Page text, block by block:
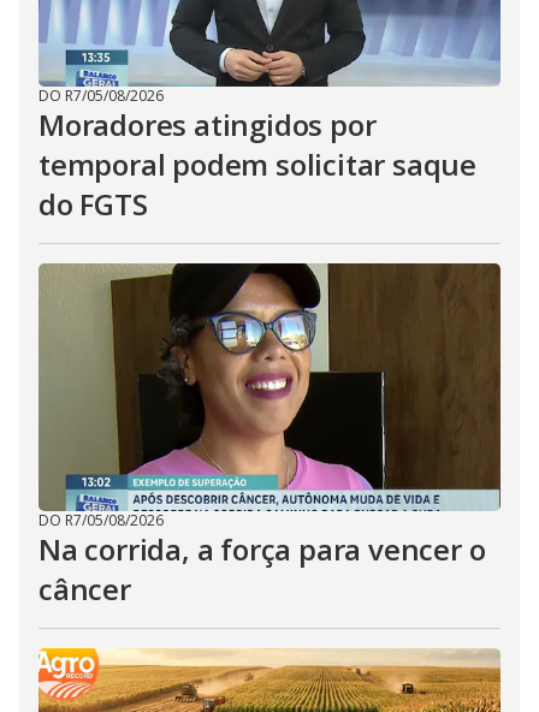
DO R7/05/08/2026
Moradores atingidos por
temporal podem solicitar saque
do FGTS
DO R7/05/08/2026
Na corrida, a força para vencer o
câncer